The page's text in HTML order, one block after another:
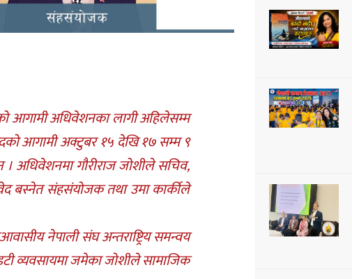
आगामी अधिवेशनका लागी अहिलेसम्म
आगामी अक्टुबर १५ देखि १७ सम्म ९
अधिवेशनमा गौरीराज जोशीले सचिव,
बस्नेत संहसंयोजक तथा उमा कार्कीले
नेपाली संघ अन्तराष्ट्रिय समन्वय
व्यवसायमा जमेका जोशीले सामाजिक